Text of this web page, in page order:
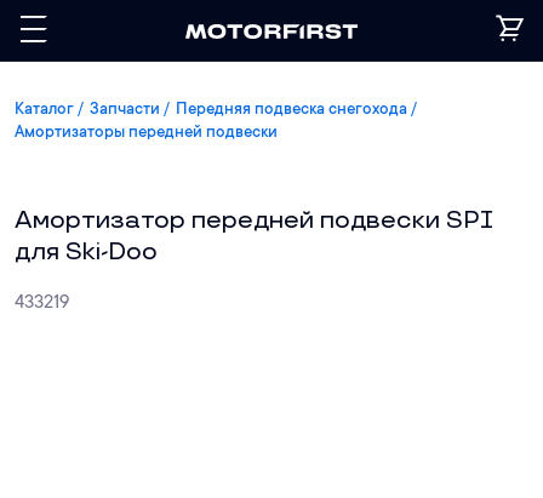
Каталог Запчасти
Передняя подвеска снегохода
Амортизаторы передней подвески
Амортизатор передней подвески SPI
для Ski-Doo
433219